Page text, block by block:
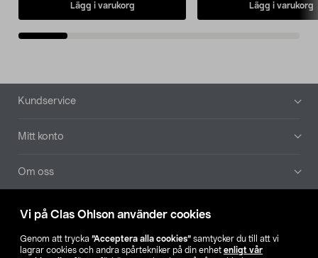
Vi på Clas Ohlson använder cookies
Genom att trycka ”Acceptera alla cookies” samtycker du till att vi
lagrar cookies och andra spårtekniker på din enhet enligt vår
Lägg i varukorg Lägg i varukorg
Sidfot
Kundservice
Mitt konto
Om oss
Aktuellt
Våra bolag